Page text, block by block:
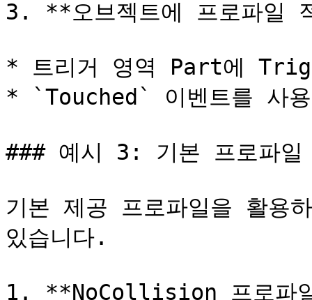
3. **오브젝트에 프로파일
* 트리거 영역 Part에
* `Touched` 이벤트를 사
### 예시 3: 기본 프로파일
기본 제공 프로파일을 활용
있습니다.
1. **NoCollision 프로파